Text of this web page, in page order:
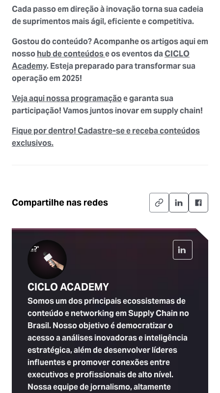
Cada passo em direção à inovação torna sua cadeia
de suprimentos mais ágil, eficiente e competitiva.
Gostou do conteúdo? Acompanhe os artigos aqui em
nossohub de conteúdose os eventos daCICLO
Academy. Esteja preparado para transformar sua
operação em 2025!
Veja aqui nossa programaçãoe garanta sua
participação! Vamos juntos inovar em supply chain!
Fique por dentro! Cadastre-se e receba conteúdos
exclusivos.
Compartilhe nas redes
CICLO ACADEMY
Somos um dos principais ecossistemas de
conteúdo e networking em Supply Chain no
Brasil. Nosso objetivo é democratizar o
acesso a análises inovadoras e inteligência
estratégica, além de desenvolver líderes
influentes e promover conexões entre
executivos e profissionais de alto nível.
Nossa equipe de jornalismo, altamente